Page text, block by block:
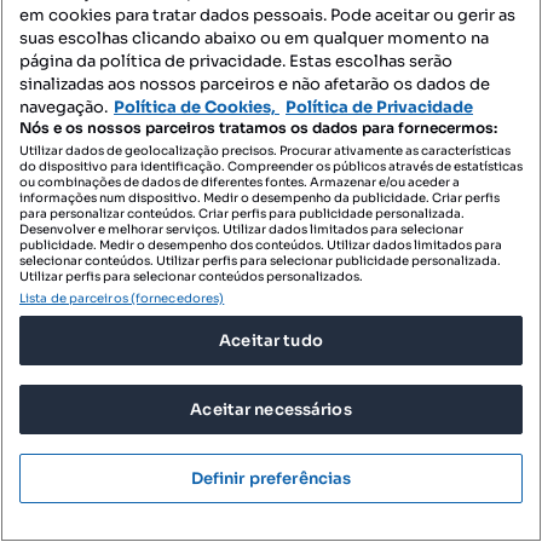
370 000 €7032,88 €/m²
Apartamento T1 para venda
Tipologia
T1
Preço por metro quadrado
52.61 m²
Andar 4 andar
Remax Grupo Team
Profissional
em cookies para tratar dados pessoais. Pode aceitar ou gerir as
suas escolhas clicando abaixo ou em qualquer momento na
página da política de privacidade. Estas escolhas serão
sinalizadas aos nossos parceiros e não afetarão os dados de
navegação. Política de Cookies, Política de Privacidade
Nós e os nossos parceiros tratamos os dados para fornecermos:
Utilizar dados de geolocalização precisos. Procurar ativamente as características
do dispositivo para identificação. Compreender os públicos através de estatísticas
ou combinações de dados de diferentes fontes. Armazenar e/ou aceder a
informações num dispositivo. Medir o desempenho da publicidade. Criar perfis
para personalizar conteúdos. Criar perfis para publicidade personalizada.
Desenvolver e melhorar serviços. Utilizar dados limitados para selecionar
publicidade. Medir o desempenho dos conteúdos. Utilizar dados limitados para
selecionar conteúdos. Utilizar perfis para selecionar publicidade personalizada.
Utilizar perfis para selecionar conteúdos personalizados.
Lista de parceiros (fornecedores)
Aceitar tudo
Aceitar necessários
Definir preferências